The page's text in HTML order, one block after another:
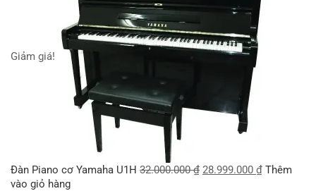
Giảm giá!
Đàn Piano cơ Yamaha U1H 32.000.000₫ 28.999.000 ₫ Thêm
vào giỏ hàng